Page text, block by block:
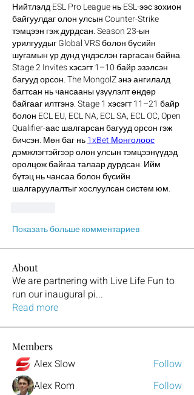
Нийтлэлд ESL Pro League нь ESL-ээс зохион
байгуулдаг олон улсын Counter-Strike
тэмцээн гэж дурдсан. Season 23-ын
урилгуудыг Global VRS болон бүсийн
шугамын үр дүнд үндэслэн гаргасан байна.
Stage 2 Invites хэсэгт 1–10 байр эзэлсэн
багууд орсон. The MongolZ энэ ангилалд
багтсан нь чансааны үзүүлэлт өндөр
байгааг илтгэнэ. Stage 1 хэсэгт 11–21 байр
болон ECL EU, ECL NA, ECL SA, ECL OC, Open
Qualifier-аас шалгарсан багууд орсон гэж
бичсэн. Мөн баг нь 1xBet Монголоос
дэмжлэгтэйгээр олон улсын тэмцээнүүдэд
оролцож байгаа талаар дурдсан. Ийм
бүтэц нь чансаа болон бүсийн
шалгаруулалтыг хослуулсан систем юм.
Показать больше комментариев
About
We are partnering with Live Life Fun to
run our inaugural pi...
Read more
Members
Alex Slow
Follow
Alex Rom
Follow